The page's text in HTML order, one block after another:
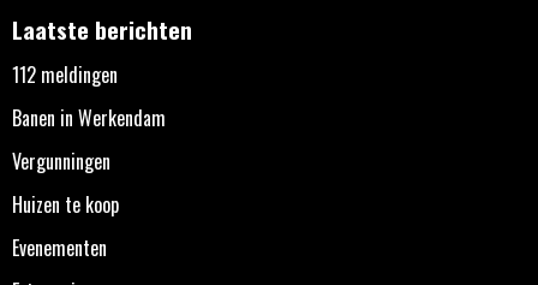
Laatste berichten
112 meldingen
Banen in Werkendam
Vergunningen
Huizen te koop
Evenementen